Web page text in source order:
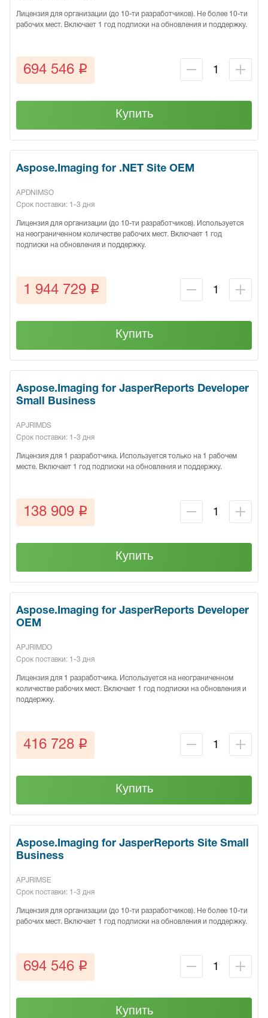
Лицензия для организации (до 10-ти разработчиков). Не более 10-ти
рабочих мест. Включает 1 год подписки на обновления и поддержку.
694 546 q
Купить
Aspose.Imaging for .NET Site OEM
APDNIMSO
Срок поставки: 1-3 дня
Лицензия для организации (до 10-ти разработчиков). Используется
на неограниченном количестве рабочих мест. Включает 1 год
подписки на обновления и поддержку.
1 944 729 q
Купить
Aspose.Imaging for JasperReports Developer
Small Business
APJRIMDS
Срок поставки: 1-3 дня
Лицензия для 1 разработчика. Используется только на 1 рабочем
месте. Включает 1 год подписки на обновления и поддержку.
138 909 q
Купить
Aspose.Imaging for JasperReports Developer
OEM
APJRIMDO
Срок поставки: 1-3 дня
Лицензия для 1 разработчика. Используется на неограниченном
количестве рабочих мест. Включает 1 год подписки на обновления и
поддержку.
416 728 q
Купить
Aspose.Imaging for JasperReports Site Small
Business
APJRIMSE
Срок поставки: 1-3 дня
Лицензия для организации (до 10-ти разработчиков). Не более 10-ти
рабочих мест. Включает 1 год подписки на обновления и поддержку.
694 546 q
Купить